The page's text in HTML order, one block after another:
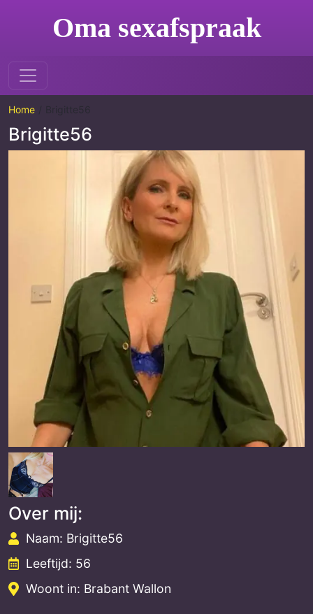
Oma sexafspraak
Home
Brigitte56
Over mij:
Naam: Brigitte56
Leeftijd: 56
Woont in: Brabant Wallon